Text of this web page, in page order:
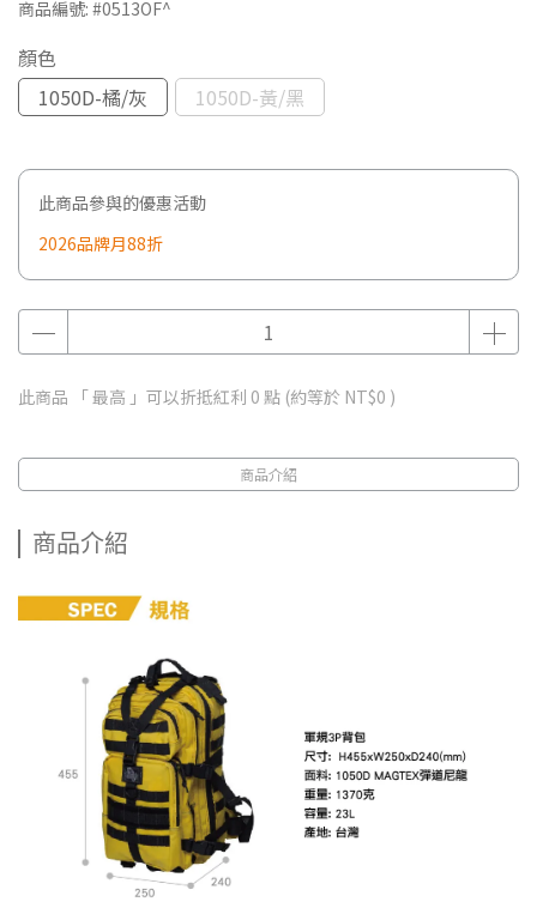
商品編號: #0513OF^
顏色
1050D-橘/灰
1050D-黃/黑
此商品參與的優惠活動
2026品牌月88折
此商品 「 最高 」可以折抵紅利 0 點 (約等於 NT$0 )
商品介紹
商品介紹